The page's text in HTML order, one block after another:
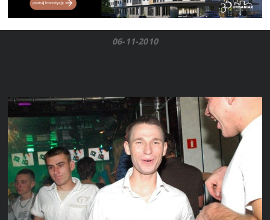
06-11-2010